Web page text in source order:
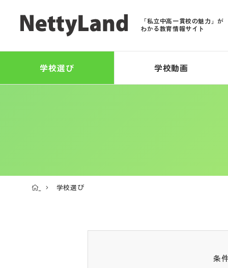
「私立中高一貫校の魅力」が
わかる教育情報サイト
学校選び 学校動画
学校選び
条